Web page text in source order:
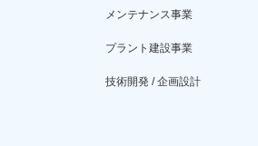
メンテナンス事業
プラント建設事業
技術開発 / 企画設計